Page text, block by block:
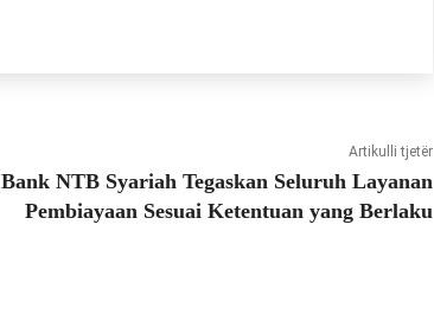
Artikulli tjetër
Bank NTB Syariah Tegaskan Seluruh Layanan
Pembiayaan Sesuai Ketentuan yang Berlaku